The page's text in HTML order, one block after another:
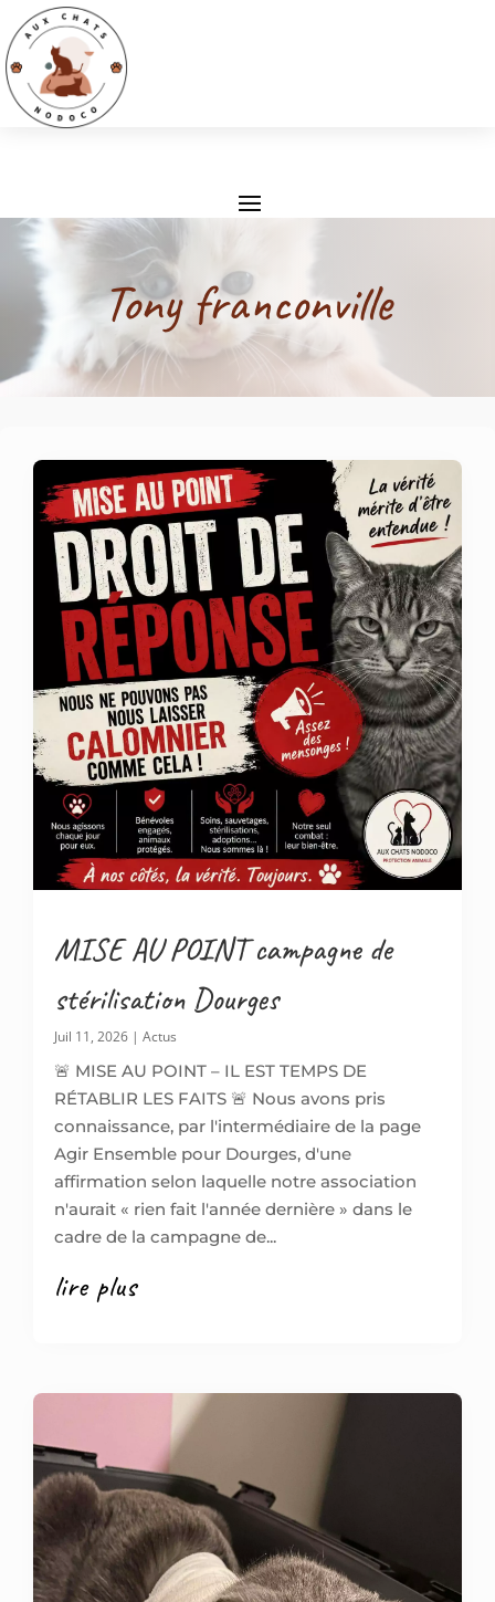
Tony franconville
MISE AU POINT campagne de
stérilisation Dourges
Juil 11, 2026 | Actus
🚨 MISE AU POINT – IL EST TEMPS DE
RÉTABLIR LES FAITS 🚨 Nous avons pris
connaissance, par l'intermédiaire de la page
Agir Ensemble pour Dourges, d'une
affirmation selon laquelle notre association
n'aurait « rien fait l'année dernière » dans le
cadre de la campagne de...
lire plus